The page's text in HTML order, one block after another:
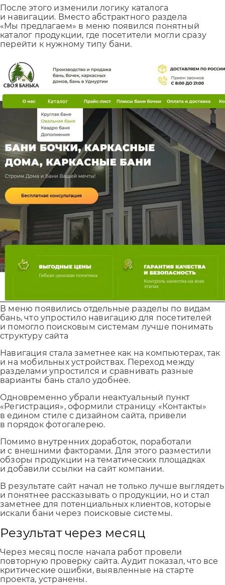
После этого изменили логику каталога
и навигации. Вместо абстрактного раздела
«Мы предлагаем» в меню появился понятный
каталог продукции, где посетители могли сразу
перейти к нужному типу бани.
В меню появились отдельные разделы по видам
бань, что упростило навигацию для посетителей
и помогло поисковым системам лучше понимать
структуру сайта
Навигация стала заметнее как на компьютерах, так
и на мобильных устройствах. Переход между
разделами упростился и сравнивать разные
варианты бань стало удобнее.
Одновременно убрали неактуальный пункт
«Регистрация», оформили страницу «Контакты»
в едином стиле с дизайном сайта, привели
в порядок фотогалерею.
Помимо внутренних доработок, поработали
и с внешними факторами. Для этого разместили
обзоры продукции на тематических площадках
и добавили ссылки на сайт компании.
В результате сайт начал не только лучше выглядеть
и понятнее рассказывать о продукции, но и стал
заметнее для потенциальных клиентов, которые
искали бани через поисковые системы.
Результат через месяц
Через месяц после начала работ провели
повторную проверку сайта. Аудит показал, что все
критические ошибки, выявленные на старте
проекта, устранены.